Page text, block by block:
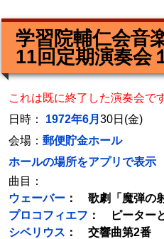
学習院輔仁会音
11回定期演奏会
これは既に終了した演奏会です
日時： 1972年6月 30日(金)
会場： 郵便貯金ホール
ホールの場所をアプリで表示
曲目：
ウェーバー ： 歌劇「魔弾の
プロコフィエフ ： ピーター
シベリウス ： 交響曲第2番